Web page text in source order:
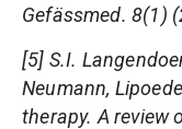
Gefässmed. 8(1)
[5] S.I.
Neumann,
therapy. A review